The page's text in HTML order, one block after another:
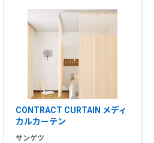
CONTRACT CURTAIN メディ
カルカーテン
サンゲツ